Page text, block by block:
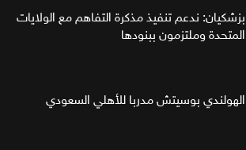
بزشكيان: ندعم تنفيذ مذكرة التفاهم مع الولايات
المتحدة وملتزمون ببنودها
الهولندي بوسيتش مدربا للأهلي السعودي